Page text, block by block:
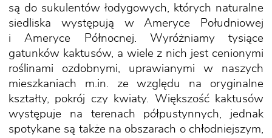
są do sukulentów łodygowych, których naturalne
siedliska występują w Ameryce Południowej
i Ameryce Północnej. Wyróżniamy tysiące
gatunków kaktusów, a wiele z nich jest cenionymi
roślinami ozdobnymi, uprawianymi w naszych
mieszkaniach m.in. ze względu na oryginalne
kształty, pokrój czy kwiaty. Większość kaktusów
występuje na terenach półpustynnych, jednak
spotykane są także na obszarach o chłodniejszym,